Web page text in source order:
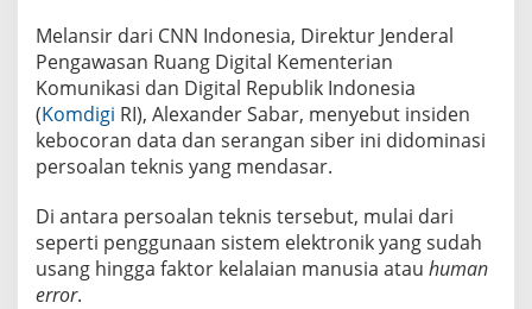
n
d
o
n
e
i
a
Melansir dari CNN Indonesia, Direktur Jenderal
Pengawasan Ruang Digital Kementerian
Komunikasi dan Digital Republik Indonesia
(Komdigi RI), Alexander Sabar, menyebut insiden
kebocoran data dan serangan siber ini didominasi
persoalan teknis yang mendasar.
Di antara persoalan teknis tersebut, mulai dari
seperti penggunaan sistem elektronik yang sudah
usang hingga faktor kelalaian manusia atau human
error.